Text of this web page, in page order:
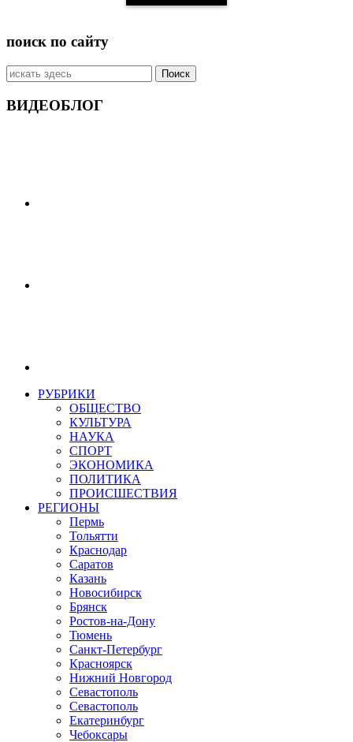
поиск по сайту
Искать:
ВИДЕОБЛОГ
РУБРИКИ
ОБЩЕСТВО
КУЛЬТУРА
НАУКА
СПОРТ
ЭКОНОМИКА
ПОЛИТИКА
ПРОИСШЕСТВИЯ
РЕГИОНЫ
Пермь
Тольятти
Краснодар
Саратов
Казань
Новосибирск
Брянск
Ростов-на-Дону
Тюмень
Санкт-Петербург
Красноярск
Нижний Новгород
Севастополь
Севастополь
Екатеринбург
Чебоксары